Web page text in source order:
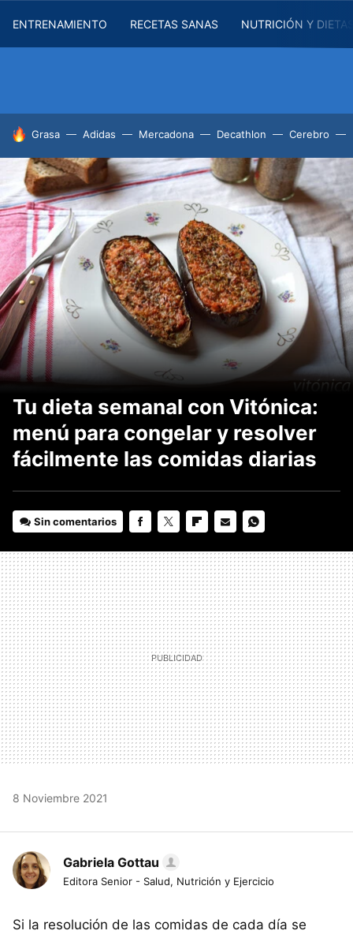
ENTRENAMIENTO RECETAS SANAS NUTRICIÓN Y
HOY SE HABLA DE
Grasa Adidas Mercadona Decathlon Cerebro
Tu dieta semanal con Vitónica:
menú para congelar y resolver
fácilmente las comidas diarias
Sin comentarios
MAIL
8 Noviembre 2021
Gabriela Gottau
Editora Senior - Salud, Nutrición y Ejercicio
Si la resolución de las comidas de cada día se